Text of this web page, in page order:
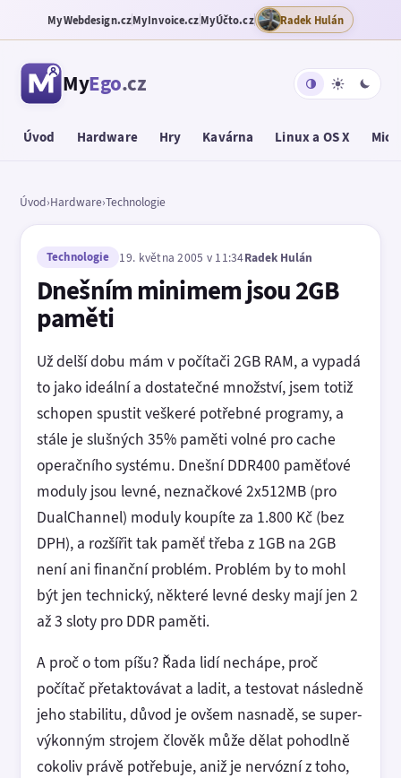
MyWebdesign.czMyInvoice.czMyÚčto.cz Radek Hulán
MyEgo.cz
Úvod Hardware Hry Kavárna Linux a OS X
Úvod›Hardware›Technologie
Technologie 19. května 2005 v 11:34Radek Hulán
Dnešním minimem jsou 2GB
paměti
Už delší dobu mám v počítači 2GB RAM, a vypadá
to jako ideální a dostatečné množství, jsem totiž
schopen spustit veškeré potřebné programy, a
stále je slušných 35% paměti volné pro cache
operačního systému. Dnešní DDR400 paměťové
moduly jsou levné, neznačkové 2x512MB (pro
DualChannel) moduly koupíte za 1.800 Kč (bez
DPH), a rozšířit tak paměť třeba z 1GB na 2GB
není ani finanční problém. Problém by to mohl
být jen technický, některé levné desky mají jen 2
až 3 sloty pro DDR paměti.
A proč o tom píšu? Řada lidí nechápe, proč
počítač přetaktovávat a ladit, a testovat následně
jeho stabilitu, důvod je ovšem nasnadě, se super-
výkonným strojem člověk může dělat pohodlně
cokoliv právě potřebuje, aniž je nervózní z toho,